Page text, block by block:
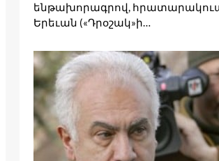
ենթախորագրով,
Երեւան («Դրօշակ»ի…